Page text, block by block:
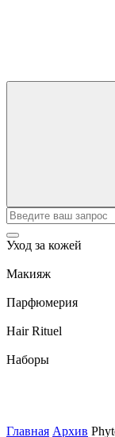
Уход за кожей
Макияж
Парфюмерия
Hair Rituel
Наборы
Главная Архив